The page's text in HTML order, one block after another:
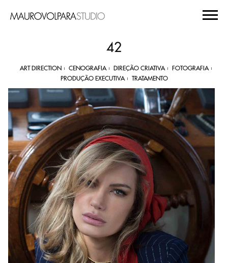
42
ART DIRECTION CENOGRAFIA DIREÇÃO CRIATIVA
FOTOGRAFIA
PRODUÇÃO EXECUTIVA
TRATAMENTO